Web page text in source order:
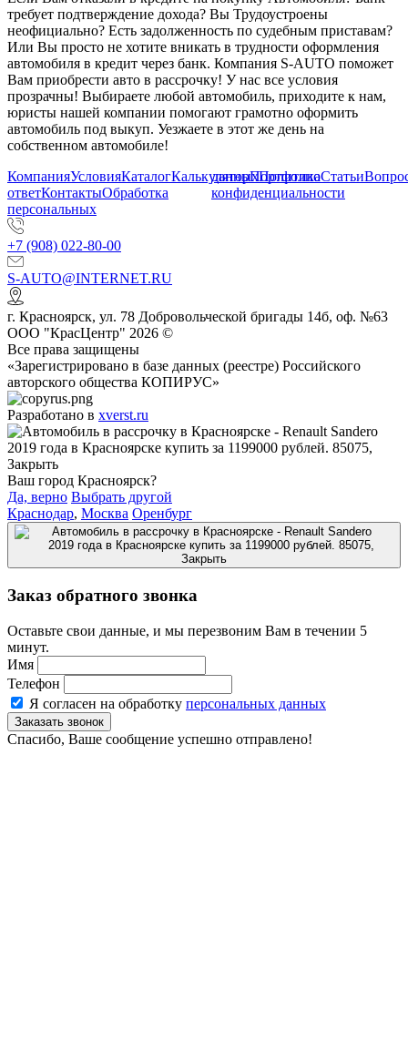
требует подтверждение дохода? Вы Трудоустроены
неофициально? Есть задолженность по судебным приставам?
Или Вы просто не хотите вникать в трудности оформления
автомобиля в кредит через банк. Компания S-AUTO поможет
Вам приобрести авто в рассрочку! У нас все условия
прозрачны! Выбираете любой автомобиль, приходите к нам,
юристы нашей компании помогают грамотно оформить
автомобиль под выкуп. Уезжаете в этот же день на
собственном автомобиле!
КомпанияУсловияКаталогКалькуляторПортфолиоСтатьи
ответКонтактыОбработка
персональных
данныхПолитика
конфиденциальности
+7 (908) 022-80-00
S-AUTO@INTERNET.RU
г. Красноярск, ул. 78 Добровольческой бригады 14б, оф. №63
ООО "КрасЦентр" 2026 ©
Все права защищены
«Зарегистрировано в базе данных (реестре) Российского
авторского общества КОПИРУС»
Разработано в xverst.ru
Ваш город Красноярск?
Да, верно Выбрать другой
Краснодар, Москва Оренбург
Заказ обратного звонка
Оставьте свои данные, и мы перезвоним Вам в течении 5
минут.
Имя
Телефон
Я согласен на обработку персональных данных
Спасибо, Ваше сообщение успешно отправлено!